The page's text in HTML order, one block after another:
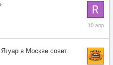
10
в Москве совет